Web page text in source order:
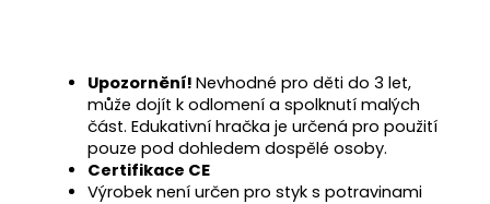
Upozornění! Nevhodné pro děti do 3 let,
může dojít k odlomení a spolknutí malých
část. Edukativní hračka je určená pro použití
pouze pod dohledem dospělé osoby.
Certifikace CE
Výrobek není určen pro styk s potravinami